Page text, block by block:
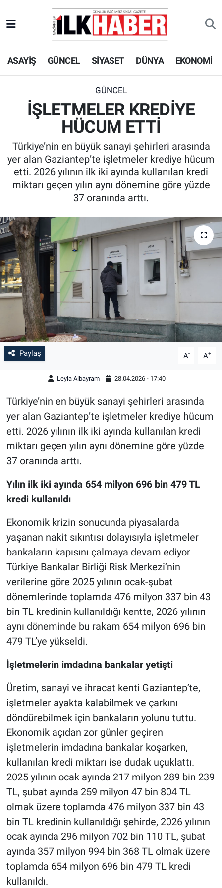
ASAYİŞ GÜNCEL SİYASET DÜNYA EKONOMİ
GÜNCEL
İŞLETMELER KREDİYE
HÜCUM ETTİ
Türkiye’nin en büyük sanayi şehirleri arasında
yer alan Gaziantep’te işletmeler krediye hücum
etti. 2026 yılının ilk iki ayında kullanılan kredi
miktarı geçen yılın aynı dönemine göre yüzde
37 oranında arttı.
Paylaş A- A+
Leyla Albayram 28.04.2026 - 17:40
Türkiye’nin en büyük sanayi şehirleri arasında
yer alan Gaziantep’te işletmeler krediye hücum
etti. 2026 yılının ilk iki ayında kullanılan kredi
miktarı geçen yılın aynı dönemine göre yüzde
37 oranında arttı.
Yılın ilk iki ayında 654 milyon 696 bin 479 TL
kredi kullanıldı
Ekonomik krizin sonucunda piyasalarda
yaşanan nakit sıkıntısı dolayısıyla işletmeler
bankaların kapısını çalmaya devam ediyor.
Türkiye Bankalar Birliği Risk Merkezi’nin
verilerine göre 2025 yılının ocak-şubat
dönemlerinde toplamda 476 milyon 337 bin 43
bin TL kredinin kullanıldığı kentte, 2026 yılının
aynı döneminde bu rakam 654 milyon 696 bin
479 TL’ye yükseldi.
İşletmelerin imdadına bankalar yetişti
Üretim, sanayi ve ihracat kenti Gaziantep’te,
işletmeler ayakta kalabilmek ve çarkını
döndürebilmek için bankaların yolunu tuttu.
Ekonomik açıdan zor günler geçiren
işletmelerin imdadına bankalar koşarken,
kullanılan kredi miktarı ise dudak uçuklattı.
2025 yılının ocak ayında 217 milyon 289 bin 239
TL, şubat ayında 259 milyon 47 bin 804 TL
olmak üzere toplamda 476 milyon 337 bin 43
bin TL kredinin kullanıldığı şehirde, 2026 yılının
ocak ayında 296 milyon 702 bin 110 TL, şubat
ayında 357 milyon 994 bin 368 TL olmak üzere
toplamda 654 milyon 696 bin 479 TL kredi
kullanıldı.
EKONOMİ
SİYASET
SPOR
ASAYİŞ
EĞİTİM
KÜLTÜR - SANAT
Beyoğlu Hava Durumu
Beyoğlu Trafik Yoğunluk Haritası
Süper Lig Puan Durumu ve Fikstür
Tüm Manşetler
Haber Arşivi